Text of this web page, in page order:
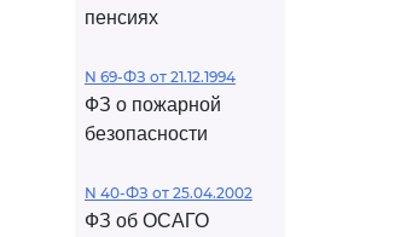
пенсиях
N 69-ФЗ от 21.12.1994
ФЗ о пожарной
безопасности
N 40-ФЗ от 25.04.2002
ФЗ об ОСАГО